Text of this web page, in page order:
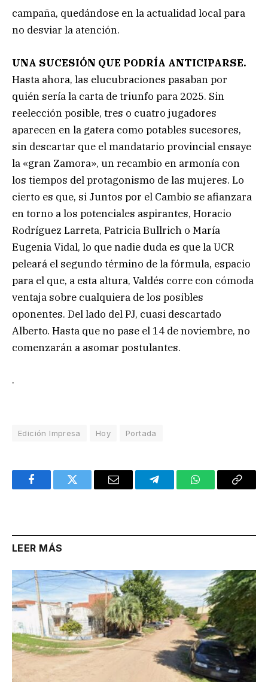
campaña, quedándose en la actualidad local para
no desviar la atención.
UNA SUCESIÓN QUE PODRÍA ANTICIPARSE.
Hasta ahora, las elucubraciones pasaban por
quién sería la carta de triunfo para 2025. Sin
reelección posible, tres o cuatro jugadores
aparecen en la gatera como potables sucesores,
sin descartar que el mandatario provincial ensaye
la «gran Zamora», un recambio en armonía con
los tiempos del protagonismo de las mujeres. Lo
cierto es que, si Juntos por el Cambio se afianzara
en torno a los potenciales aspirantes, Horacio
Rodríguez Larreta, Patricia Bullrich o María
Eugenia Vidal, lo que nadie duda es que la UCR
peleará el segundo término de la fórmula, espacio
para el que, a esta altura, Valdés corre con cómoda
ventaja sobre cualquiera de los posibles
oponentes. Del lado del PJ, cuasi descartado
Alberto. Hasta que no pase el 14 de noviembre, no
comenzarán a asomar postulantes.
.
Edición Impresa Hoy Portada
FacebookTwitter Email TelegramWhatsAppCopy
LEER MÁS